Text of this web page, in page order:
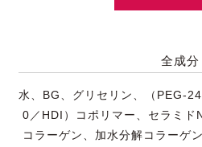
全成分
水、BG、グリセリン、（PEG-
0／HDI）コポリマー、セラミド
コラーゲン、加水分解コラーゲ